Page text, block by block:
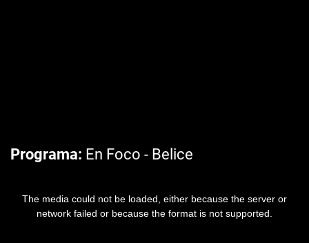
Programa En Foco - Belice
The media could not be loaded, either because the server or
network failed or because the format is not supported.